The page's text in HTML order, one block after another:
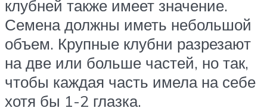
клубней также имеет значение.
Семена должны иметь небольшой
объем. Крупные клубни разрезают
на две или больше частей, но так,
чтобы каждая часть имела на себе
хотя бы 1-2 глазка.